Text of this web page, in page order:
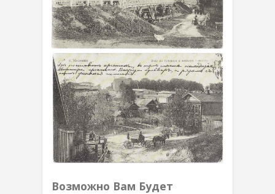
Возможно Вам Будет